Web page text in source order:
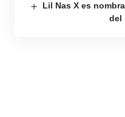
Lil Nas X es
del